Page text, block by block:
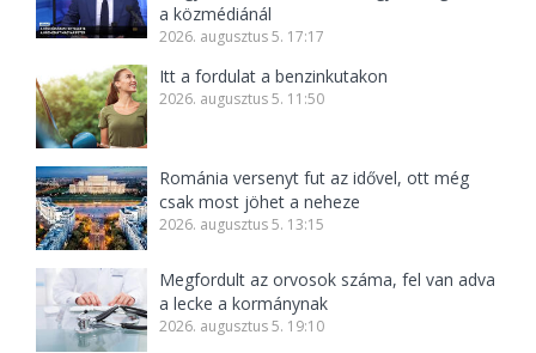
a közmédiánál
2026. augusztus 5. 17:17
Itt a fordulat a benzinkutakon
2026. augusztus 5. 11:50
Románia versenyt fut az idővel, ott még
csak most jöhet a neheze
2026. augusztus 5. 13:15
Megfordult az orvosok száma, fel van adva
a lecke a kormánynak
2026. augusztus 5. 19:10